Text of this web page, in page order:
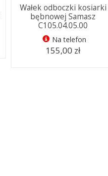
Wałek odboczki kosiarki
bębnowej Samasz
C105.04.05.00
Na telefon
155,00 zł